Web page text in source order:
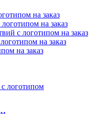
на заказ
на заказ
с логотипом на заказ
на заказ
на заказ
логотипом